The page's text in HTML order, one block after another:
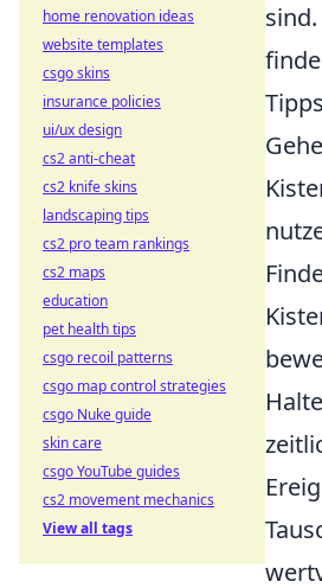
home renovation ideas
website templates
csgo skins
insurance policies
ui/ux design
cs2 anti-cheat
cs2 knife skins
landscaping tips
cs2 pro team rankings
cs2 maps
education
pet health tips
csgo recoil patterns
csgo map control strategies
csgo Nuke guide
skin care
csgo YouTube guides
cs2 movement mechanics
View all tags